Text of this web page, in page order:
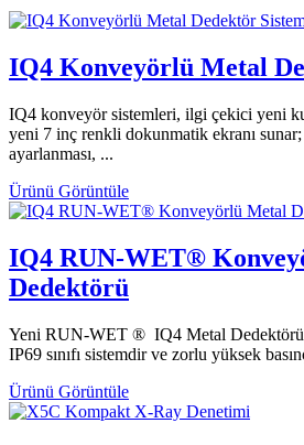
IQ4 Konveyörlü Metal
IQ4 konveyör sistemleri, ilgi çekici yeni
yeni 7 inç renkli dokunmatik ekranı
ayarlanması, ...
Ürünü Görüntüle
IQ4 RUN-WET®
Dedektörü
Yeni RUN-WET ® IQ4 Metal
IP69 sınıfı sistemdir ve zorlu yüksek
Ürünü Görüntüle